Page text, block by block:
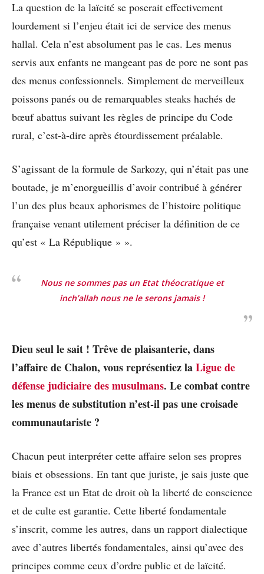
La question de la laïcité se poserait effectivement
lourdement si l’enjeu était ici de service des menus
hallal. Cela n’est absolument pas le cas. Les menus
servis aux enfants ne mangeant pas de porc ne sont pas
des menus confessionnels. Simplement de merveilleux
poissons panés ou de remarquables steaks hachés de
bœuf abattus suivant les règles de principe du Code
rural, c’est-à-dire après étourdissement préalable.
S’agissant de la formule de Sarkozy, qui n’était pas une
boutade, je m’enorgueillis d’avoir contribué à générer
l’un des plus beaux aphorismes de l’histoire politique
française venant utilement préciser la définition de ce
qu’est « La République » ».
Nous ne sommes pas un Etat théocratique et
inch’allah nous ne le serons jamais !
Dieu seul le sait ! Trêve de plaisanterie, dans
l’affaire de Chalon, vous représentiez laLigue de
défense judiciaire des musulmans. Le combat contre
les menus de substitution n’est-il pas une croisade
communautariste ?
Chacun peut interpréter cette affaire selon ses propres
biais et obsessions. En tant que juriste, je sais juste que
la France est un Etat de droit où la liberté de conscience
et de culte est garantie. Cette liberté fondamentale
s’inscrit, comme les autres, dans un rapport dialectique
avec d’autres libertés fondamentales, ainsi qu’avec des
principes comme ceux d’ordre public et de laïcité.